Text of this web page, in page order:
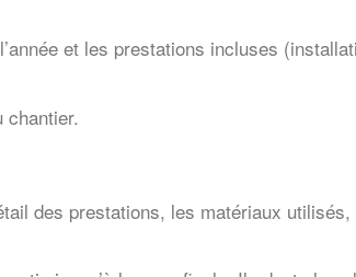
et les prestations incluses
chantier.
des prestations, les matériaux